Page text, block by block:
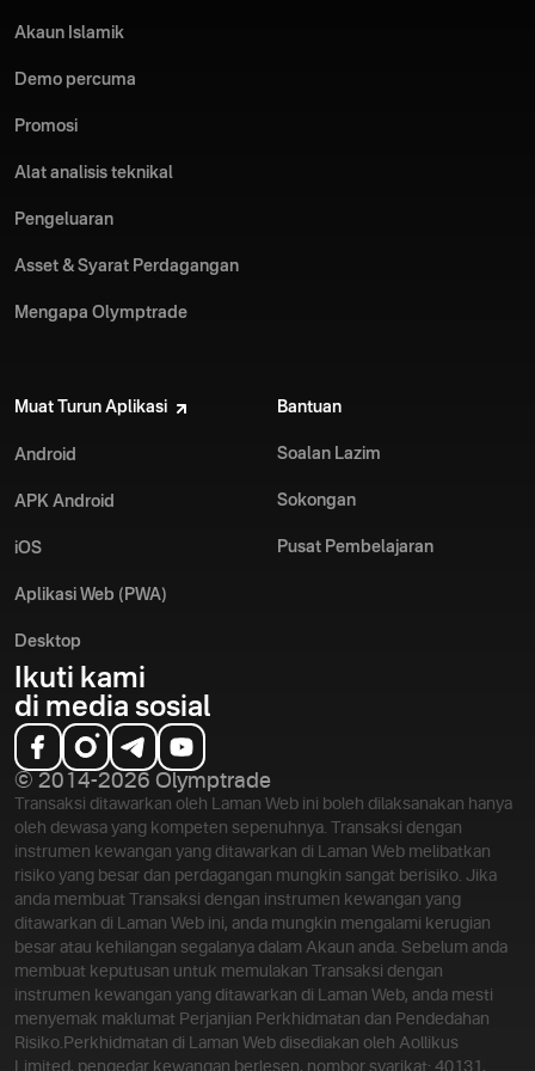
Akaun Islamik
Demo percuma
Promosi
Alat analisis teknikal
Pengeluaran
Asset & Syarat Perdagangan
Mengapa Olymptrade
Muat Turun Aplikasi
Android
APK Android
iOS
Aplikasi Web (PWA)
Desktop
Bantuan
Soalan Lazim
Sokongan
Pusat Pembelajaran
Ikuti kami
di media sosial
© 2014-2026 Olymptrade
Transaksi ditawarkan oleh Laman Web ini boleh dilaksanakan hanya
oleh dewasa yang kompeten sepenuhnya. Transaksi dengan
instrumen kewangan yang ditawarkan di Laman Web melibatkan
risiko yang besar dan perdagangan mungkin sangat berisiko. Jika
anda membuat Transaksi dengan instrumen kewangan yang
ditawarkan di Laman Web ini, anda mungkin mengalami kerugian
besar atau kehilangan segalanya dalam Akaun anda. Sebelum anda
membuat keputusan untuk memulakan Transaksi dengan
instrumen kewangan yang ditawarkan di Laman Web, anda mesti
menyemak maklumat Perjanjian Perkhidmatan dan Pendedahan
Risiko. Perkhidmatan di Laman Web disediakan oleh Aollikus
Limited, pengedar kewangan berlesen, nombor syarikat: 40131,